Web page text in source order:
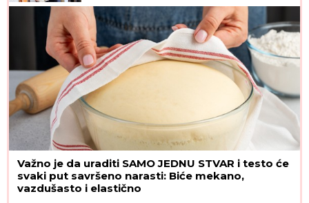
Važno je da uraditi SAMO JEDNU STVAR i testo će
svaki put savršeno narasti: Biće mekano,
vazdušasto i elastično